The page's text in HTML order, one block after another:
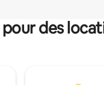
des